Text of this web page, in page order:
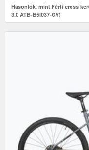
Hasonlók, mint Férfi cross
3.0 ATB-B5I037-GY)